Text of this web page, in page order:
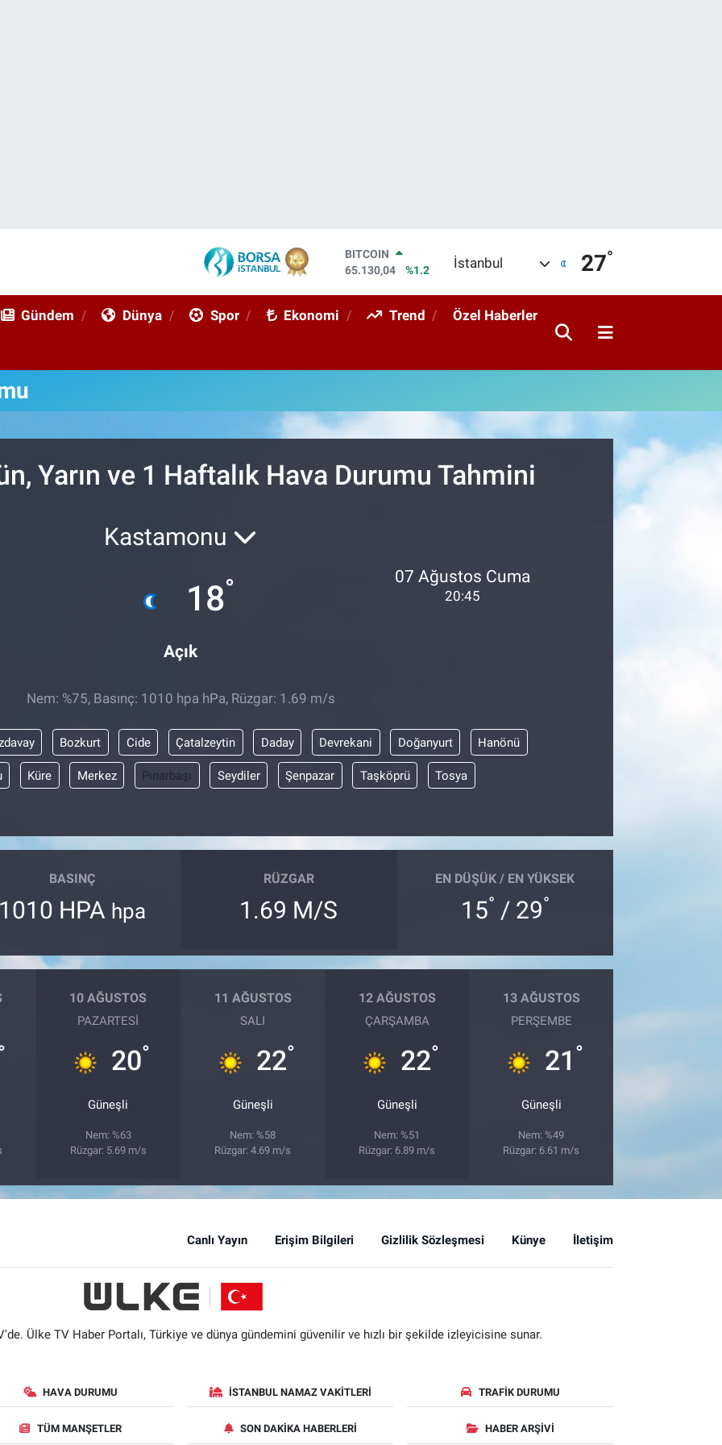
BITCOIN
65.130,04
%1.2
EURO
BİST100
İstanbul 27°
Gündem Dünya Spor Ekonomi Trend Özel Haberler
Yarın ve 1 Haftalık Hava Durumu Tahmini
Kastamonu
18°
Açık
07 Ağustos Cuma
20:45
Nem: %75, Basınç: 1010 hpa hPa, Rüzgar: 1.69 m/s
Bozkurt Cide Çatalzeytin Daday Devrekani Doğanyurt Hanönü
Küre Merkez Pınarbaşı Seydiler Şenpazar Taşköprü Tosya
BASINÇ
1010 HPA hpa
RÜZGAR
1.69 M/S
EN DÜŞÜK / EN YÜKSEK
15° / 29°
10 AĞUSTOS
PAZARTESI
20°
Güneşli
Nem: %63
Rüzgar: 5.69 m/s
11 AĞUSTOS
SALI
22°
Güneşli
Nem: %58
Rüzgar: 4.69 m/s
12 AĞUSTOS
ÇARŞAMBA
22°
Güneşli
Nem: %51
Rüzgar: 6.89 m/s
13 AĞUSTOS
PERŞEMBE
21 °
Güneşli
Nem: %49
Rüzgar: 6.61 m/s
Canlı Yayın Erişim Bilgileri Gizlilik Sözleşmesi Künye İletişim
Ülke TV Haber Portalı, Türkiye ve dünya gündemini güvenilir ve hızlı bir şekilde izleyicisine sunar.
HAVA DURUMU İSTANBUL NAMAZ VAKITLERI TRAFIK DURUMU
TÜM MANŞETLER SON DAKIKA HABERLERI HABER ARŞIVI